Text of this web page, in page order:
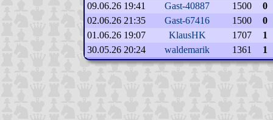
09.06.26 19:41
Gast-40887 1500
0
02.06.26 21:35
Gast-67416 1500
0
01.06.26 19:07
KlausHK 1707
1
30.05.26 20:24
waldemarik 1361 1